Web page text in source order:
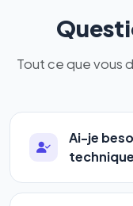
Tout ce que vous
Ai-je
Absolument pas.